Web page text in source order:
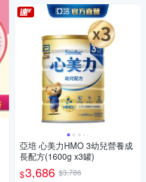
亞培 心美力HMO 3幼兒營養成
長配方(1600g x3罐)
$3,686 $3,786